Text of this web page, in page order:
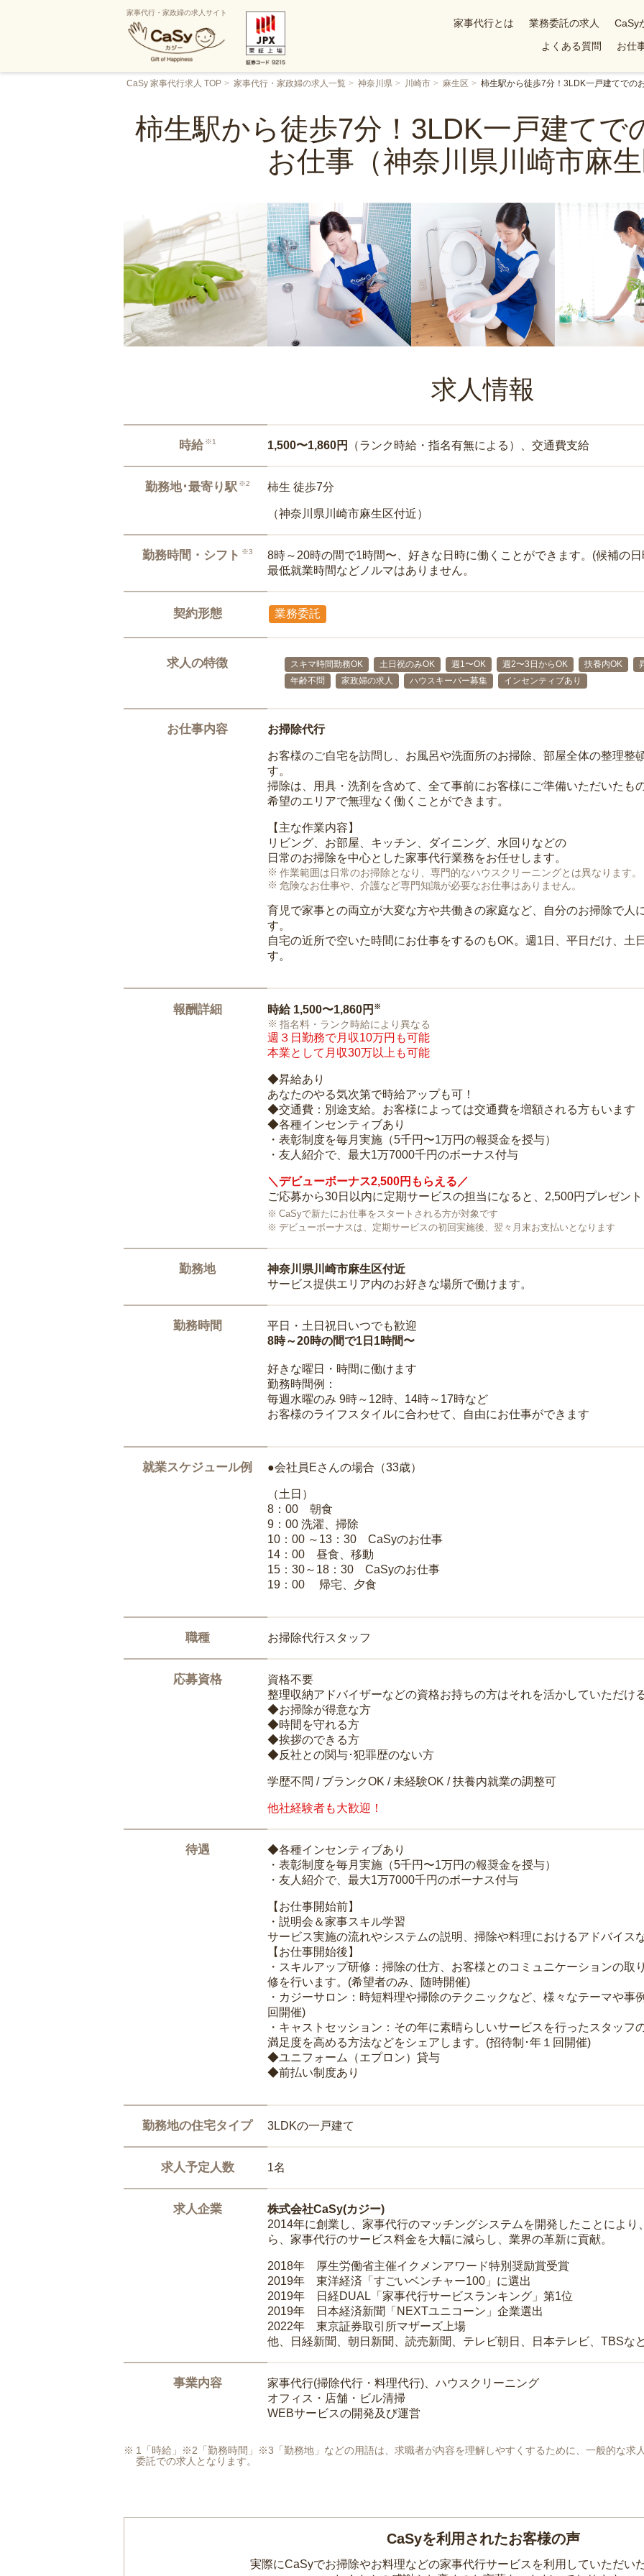
家事代行・家政婦の求人サイト
家事代行とは 業務委託の求人 CaSy
よくある質問
お仕
CaSy 家事代行求人 TOP 家事代行・家政婦の求人一覧 神奈川県 川崎市 麻生区 柿生駅から徒歩7分！3LDK一戸建てでの
柿生駅から徒歩7分！3LDK一戸建てで
お仕事（神奈川県川崎市麻生
求人情報
時給 ※1 1,500〜1,860円 （ランク時給・指名有無による）、交通費支給
勤務地･最寄り駅 ※2 柿生 徒歩7分
（神奈川県川崎市麻生区付近）
勤務時間・シフト ※3
8時～20時の間で1時間〜、好きな日時に働くことができます。(候補の
最低就業時間などノルマはありません。
契約形態 業務委託
求人の特徴 スキマ時間勤務OK 土日祝のみOK 週1〜OK 週2〜3日からOK 扶養内OK
年齢不問
家政婦の求人 ハウスキーパー募集 インセンティブあり
お仕事内容 お掃除代行
お客様のご自宅を訪問し、お風呂や洗面所のお掃除、部屋全体の整理整
す。
掃除は、用具・洗剤を含めて、全て事前にお客様にご準備いただいたも
希望のエリアで無理なく働くことができます。
【主な作業内容】
リビング、お部屋、キッチン、ダイニング、水回りなどの
日常のお掃除を中心とした家事代行業務をお任せします。
作業範囲は日常のお掃除となり、専門的なハウスクリーニングとは異なります。
危険なお仕事や、介護など専門知識が必要なお仕事はありません。
育児で家事との両立が大変な方や共働きの家庭など、自分のお掃除で人
す。
自宅の近所で空いた時間にお仕事をするのもOK。週1日、平日だけ、土
す。
報酬詳細 時給 1,500〜1,860円 ※
指名料・ランク時給により異なる
週３日勤務で月収10万円も可能
本業として月収30万以上も可能
◆昇給あり
あなたのやる気次第で時給アップも可！
◆交通費：別途支給。お客様によっては交通費を増額される方もいます
◆各種インセンティブあり
・表彰制度を毎月実施（5千円〜1万円の報奨金を授与）
・友人紹介で、最大1万7000千円のボーナス付与
＼デビューボーナス2,500円もらえる／
ご応募から30日以内に定期サービスの担当になると、2,500円プレゼント
CaSyで新たにお仕事をスタートされる方が対象です
デビューボーナスは、定期サービスの初回実施後、翌々月末お支払いとなります
勤務地
神奈川県川崎市麻生区付近
サービス提供エリア内のお好きな場所で働けます。
勤務時間
平日・土日祝日いつでも歓迎
8時～20時の間で1日1時間〜
好きな曜日・時間に働けます
勤務時間例：
毎週水曜のみ 9時～12時、14時～17時など
お客様のライフスタイルに合わせて、自由にお仕事ができます
就業スケジュール例 ●会社員Eさんの場合（33歳）
（土日）
8：00 朝食
9：00 洗濯、掃除
10：00 ～13：30 CaSyのお仕事
14：00 昼食、移動
15：30～18：30 CaSyのお仕事
19：00 帰宅、夕食
職種 お掃除代行スタッフ
応募資格
資格不要
整理収納アドバイザーなどの資格お持ちの方はそれを活かしていただけ
◆お掃除が得意な方
◆時間を守れる方
◆挨拶のできる方
◆反社との関与･犯罪歴のない方
学歴不問 / ブランクOK / 未経験OK / 扶養内就業の調整可
他社経験者も大歓迎！
待遇
◆各種インセンティブあり
・表彰制度を毎月実施（5千円〜1万円の報奨金を授与）
・友人紹介で、最大1万7000千円のボーナス付与
【お仕事開始前】
・説明会＆家事スキル学習
サービス実施の流れやシステムの説明、掃除や料理におけるアドバイス
【お仕事開始後】
・スキルアップ研修：掃除の仕方、お客様とのコミュニケーションの
修を行います。(希望者のみ、随時開催)
・カジーサロン：時短料理や掃除のテクニックなど、様々なテーマや事
回開催)
・キャストセッション：その年に素晴らしいサービスを行ったスタッ
満足度を高める方法などをシェアします。(招待制･年１回開催)
◆ユニフォーム（エプロン）貸与
◆前払い制度あり
勤務地の住宅タイプ 3LDKの一戸建て
求人予定人数 1名
求人企業
株式会社CaSy(カジー)
2014年に創業し、家事代行のマッチングシステムを開発したことによ
ら、家事代行のサービス料金を大幅に減らし、業界の革新に貢献。
2018年 厚生労働省主催イクメンアワード特別奨励賞受賞
2019年 東洋経済「すごいベンチャー100」に選出
2019年 日経DUAL「家事代行サービスランキング」第1位
2019年 日本経済新聞「NEXTユニコーン」企業選出
2022年 東京証券取引所マザーズ上場
他、日経新聞、朝日新聞、読売新聞、テレビ朝日、日本テレビ、TBSな
事業内容
家事代行(掃除代行・料理代行)、ハウスクリーニング
オフィス・店舗・ビル清掃
WEBサービスの開発及び運営
1「時給」※2「勤務時間」※3「勤務地」などの用語は、求職者が内容を理解しやすくするために、一般的な求
委託での求人となります。
CaSyを利用されたお客様の声
実際にCaSyでお掃除やお料理などの家事代行サービスを利用していただい